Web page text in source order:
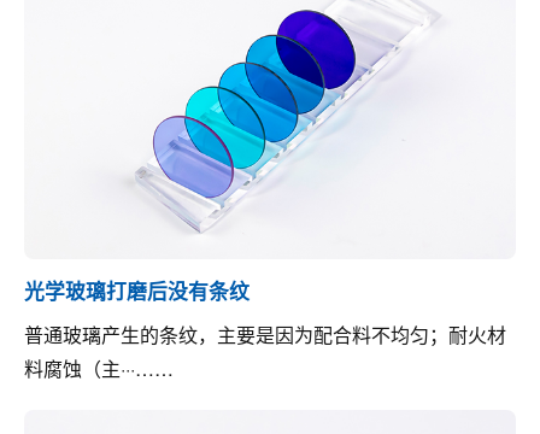
光学玻璃打磨后没有条纹
普通玻璃产生的条纹，主要是因为配合料不均匀；耐火材
料腐蚀（主···……